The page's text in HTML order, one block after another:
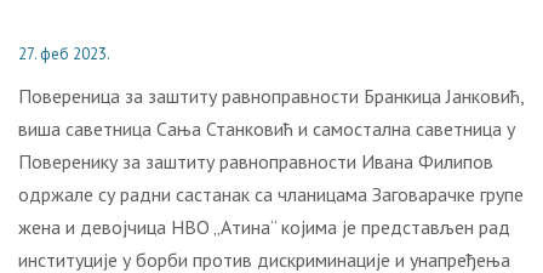
27. феб 2023.
Повереница за заштиту равноправности Бранкица Јанковић,
виша саветница Сања Станковић и самостална саветница у
Поверенику за заштиту равноправности Ивана Филипов
одржале су радни састанак са чланицама Заговарачке групе
жена и девојчица НВО „Атина“ којима је представљен рад
институције у борби против дискриминације и унапређења